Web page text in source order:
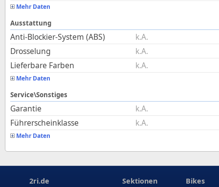
Mehr Daten
Ausstattung
Anti-Blockier-System (ABS)
k.A.
Drosselung
k.A.
Lieferbare Farben
k.A.
Mehr Daten
Service\Sonstiges
Garantie
k.A.
Führerscheinklasse
k.A.
Mehr Daten
2ri.de Sektionen Bikes